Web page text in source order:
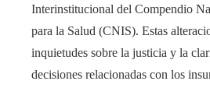
Interinstitucional del Compendio
para la Salud (CNIS). Estas
inquietudes sobre la justicia y la
decisiones relacionadas con los